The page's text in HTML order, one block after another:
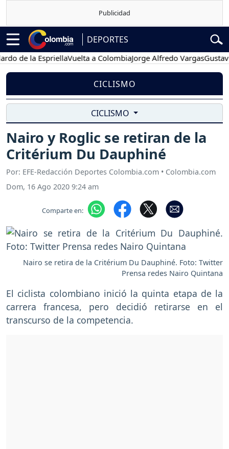
DEPORTES
la EspriellaVuelta a ColombiaJorge Alfredo VargasGustavo
CICLISMO
CICLISMO
Nairo y Roglic se retiran de la
Critérium Du Dauphiné
Por: EFE-Redacción Deportes Colombia.com • Colombia.com
Dom, 16 Ago 2020 9:24 am
Comparte en:
Nairo se retira de la Critérium Du Dauphiné. Foto: Twitter
Prensa redes Nairo Quintana
El ciclista colombiano inició la quinta etapa de la
carrera francesa, pero decidió retirarse en el
transcurso de la competencia.